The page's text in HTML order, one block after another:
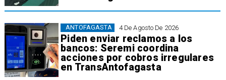
4 De Agosto De 2026
Piden enviar reclamos a los
bancos: Seremi coordina
acciones por cobros irregulares
en TransAntofagasta
ANTOFAGASTA